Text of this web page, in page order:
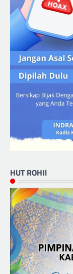
HUT ROHIl